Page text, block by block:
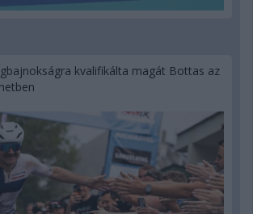
kvalifikálta magát Bottas az